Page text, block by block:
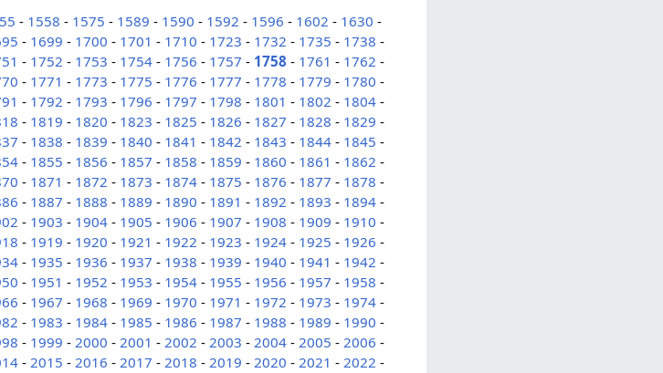
- 1558 - 1575 - 1589 - 1590 - 1592 - 1596 - 1602 - 1630 -
- 1699 - 1700 - 1701 - 1710 - 1723 - 1732 - 1735 - 1738 -
- 1752 - 1753 - 1754 - 1756 - 1757 - 1758 - 1761 - 1762 -
- 1771 - 1773 - 1775 - 1776 - 1777 - 1778 - 1779 - 1780 -
- 1792 - 1793 - 1796 - 1797 - 1798 - 1801 - 1802 - 1804 -
- 1819 - 1820 - 1823 - 1825 - 1826 - 1827 - 1828 - 1829 -
- 1838 - 1839 - 1840 - 1841 - 1842 - 1843 - 1844 - 1845 -
- 1855 - 1856 - 1857 - 1858 - 1859 - 1860 - 1861 - 1862 -
- 1871 - 1872 - 1873 - 1874 - 1875 - 1876 - 1877 - 1878 -
- 1887 - 1888 - 1889 - 1890 - 1891 - 1892 - 1893 - 1894 -
- 1903 - 1904 - 1905 - 1906 - 1907 - 1908 - 1909 - 1910 -
- 1919 - 1920 - 1921 - 1922 - 1923 - 1924 - 1925 - 1926 -
- 1935 - 1936 - 1937 - 1938 - 1939 - 1940 - 1941 - 1942 -
- 1951 - 1952 - 1953 - 1954 - 1955 - 1956 - 1957 - 1958 -
- 1967 - 1968 - 1969 - 1970 - 1971 - 1972 - 1973 - 1974 -
- 1983 - 1984 - 1985 - 1986 - 1987 - 1988 - 1989 - 1990 -
- 1999 -2000 -2001 -2002 -2003 -2004 -2005 -2006 -
-2015 -2016 -2017 -2018 -2019 -2020 -2021 -2022 -